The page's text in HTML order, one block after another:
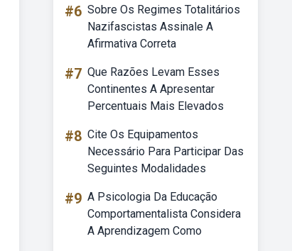
#6 Sobre Os Regimes Totalitários
Nazifascistas Assinale A
Afirmativa Correta
#7 Que Razões Levam Esses
Continentes A Apresentar
Percentuais Mais Elevados
#8 Cite Os Equipamentos
Necessário Para Participar Das
Seguintes Modalidades
#9 A Psicologia Da Educação
Comportamentalista Considera
A Aprendizagem Como